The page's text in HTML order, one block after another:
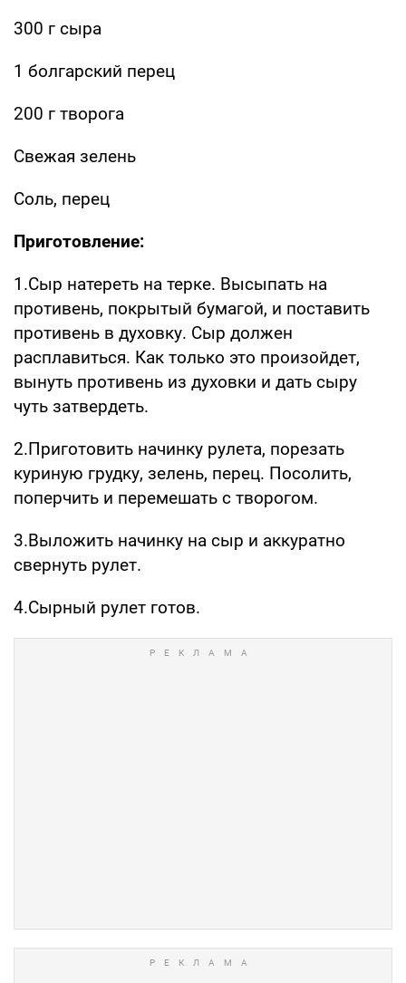
300 г сыра
1 болгарский перец
200 г творога
Свежая зелень
Соль, перец
Приготовление:
1.Сыр натереть на терке. Высыпать на
противень, покрытый бумагой, и поставить
противень в духовку. Сыр должен
расплавиться. Как только это произойдет,
вынуть противень из духовки и дать сыру
чуть затвердеть.
2.Приготовить начинку рулета, порезать
куриную грудку, зелень, перец. Посолить,
поперчить и перемешать с творогом.
3.Выложить начинку на сыр и аккуратно
свернуть рулет.
4.Сырный рулет готов.